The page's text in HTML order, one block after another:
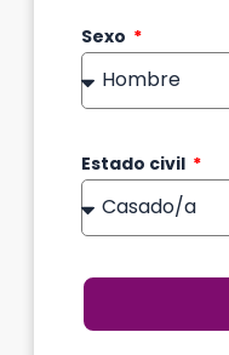
Sexo
Estado civil